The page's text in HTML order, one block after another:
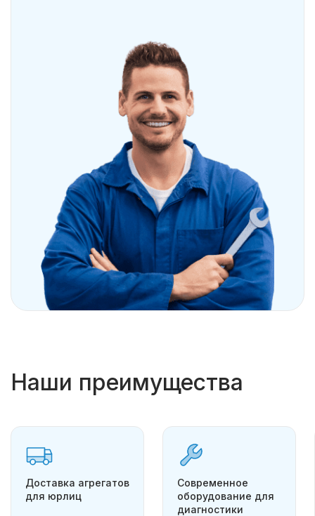
Наши преимущества
Доставка агрегатов
для юрлиц
Современное
оборудование для
диагностики